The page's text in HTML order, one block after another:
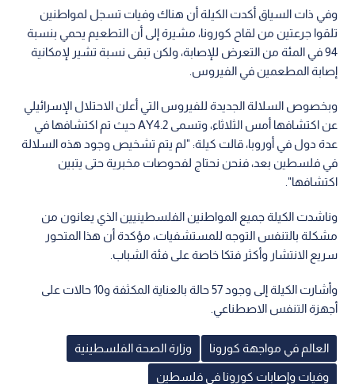
وفي ذات السياق أكدت الكيلة أن هناك وفيات تسجل لمواطنين
تلقوا جرعتين من لقاح كورونا، مشيرة إلى أن التطعيم يحمي بنسبة
94 في المئة من التعرض للإصابة، ولكن تبقى نسبة تشير لإمكانية
إصابة المطعمين في الفيروس.
وبخصوص السلالة الجديدة للفيروس التي أعلن الاحتلال الإسرائيلي
عن اكتشافها أمس الثلاثاء، وتسمى AY4.2 حيث تم اكتشافها في
عدة دول في أوروبا، قالت كيلة: "لم يتم تشخيص وجود هذه السلالة
في فلسطين بعد، فنحن نحتاج لفحوصات مخبرية حتى يتبين
اكتشافها".
وناشدت الكيلة جميع المواطنين الفلسطينيين الذي يعانون من
مشكلة بالتنفس التوجه للمستشفيات، مؤكدة أن هذا المتحور
سريع الانتشار وأكثر فتكا خاصة على فئة الشباب.
وأشارت الكيلة إلى وجود 57 حالة بالعناية المكثفة و10 حالات على
أجهزة التنفس الاصطناعي.
العالم في مواجهة كورونا وزارة الصحة الفلسطينية
وفيات وإصابات كورونا في فلسطين